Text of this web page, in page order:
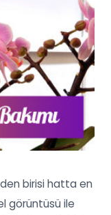
birisi hatta en
görüntüsü ile